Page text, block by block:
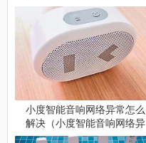
感叹号什么原因）
小度智能音响网络异常怎么
解决（小度智能音响网络异
常解决方法）